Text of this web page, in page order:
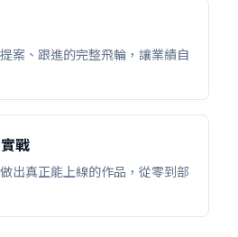
案、跟進的完整飛輪，讓業績自
戰
出真正能上線的作品，從零到部